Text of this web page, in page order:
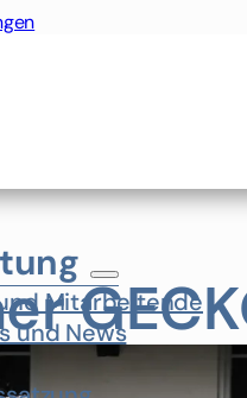
Mitarbeitende
und News